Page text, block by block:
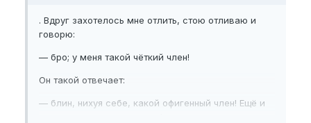
. Вдруг захотелось мне отлить, стою отливаю и
говорю:
— бро; у меня такой чёткий член!
Он такой отвечает:
— блин, нихуя себе, какой офигенный член! Ещё и